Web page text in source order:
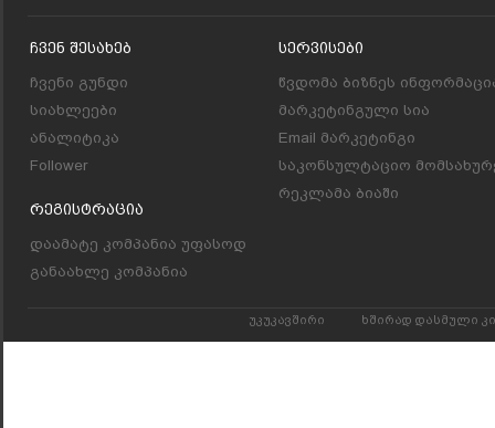
Ჩვენ Შესახებ
ჩვენი გუნდი
სიახლეები
ანალიტიკა
Follower
Რეგისტრაცია
დაამატე კომპანია უფასოდ
განაახლე კომპანია
Სერვისები
წვდომა ბიზნეს
მარკეტინგული სია
Email მარკეტინგი
საკონსულტაციო
რეკლამა ბიაში
უკუკავშირი ხშირად დასმული